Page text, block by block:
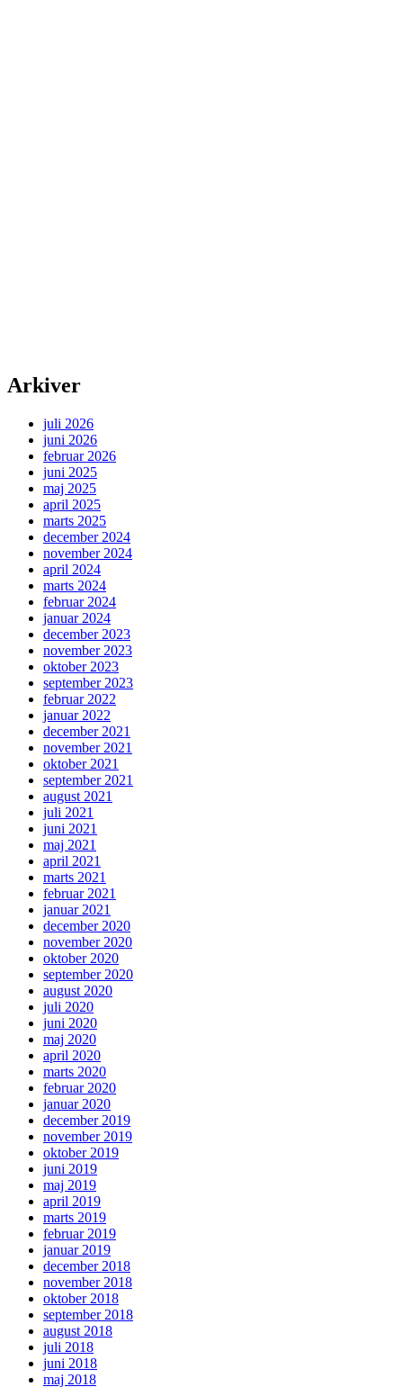
Arkiver
juli 2026
juni 2026
februar 2026
juni 2025
maj 2025
april 2025
marts 2025
december 2024
november 2024
april 2024
marts 2024
februar 2024
januar 2024
december 2023
november 2023
oktober 2023
september 2023
februar 2022
januar 2022
december 2021
november 2021
oktober 2021
september 2021
august 2021
juli 2021
juni 2021
maj 2021
april 2021
marts 2021
februar 2021
januar 2021
december 2020
november 2020
oktober 2020
september 2020
august 2020
juli 2020
juni 2020
maj 2020
april 2020
marts 2020
februar 2020
januar 2020
december 2019
november 2019
oktober 2019
juni 2019
maj 2019
april 2019
marts 2019
februar 2019
januar 2019
december 2018
november 2018
oktober 2018
september 2018
august 2018
juli 2018
juni 2018
maj 2018